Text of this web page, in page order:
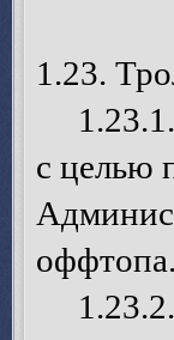
1.23.
1.23.1.
с целью
оффтопа.
1.23.2.